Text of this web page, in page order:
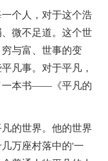
个人，对于这个浩
微不足道。这个世
与富、世事的变
凡事。对于平凡，
一本书——《平凡的
世界。他的世界
万座村落中的'一